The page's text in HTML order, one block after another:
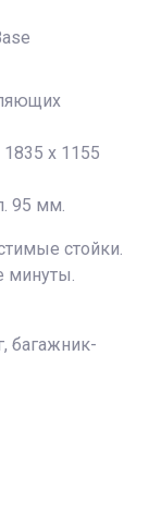
x 1155
95 мм.
стойки.
минуты.
багажник-